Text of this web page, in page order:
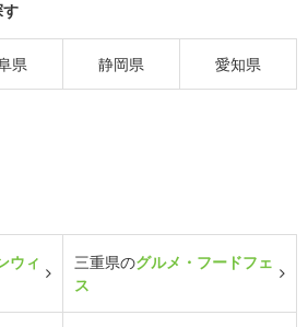
県 静岡県 愛知県
ウィ
三重県のグルメ・フードフェ
ス